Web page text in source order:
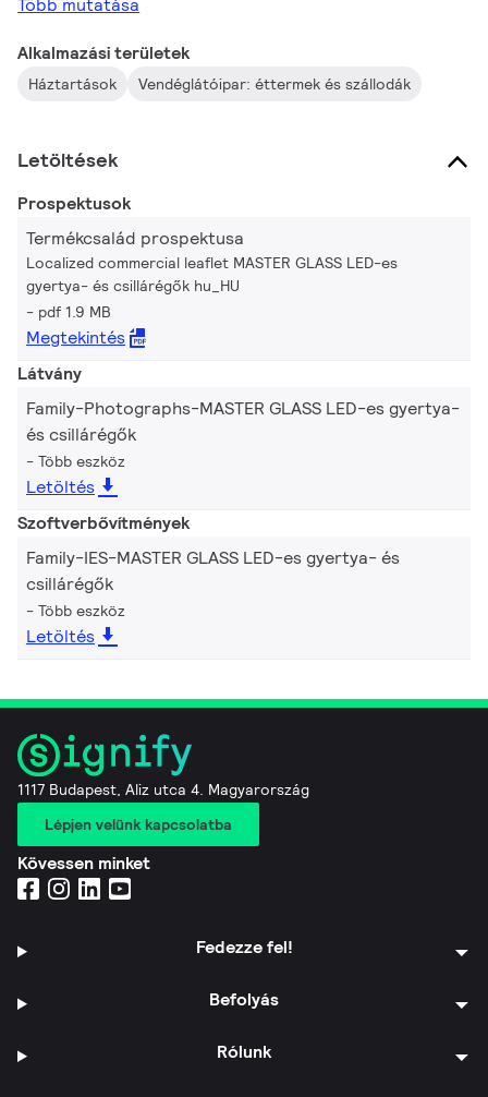
Több mutatása
Alkalmazási területek
Háztartások Vendéglátóipar: éttermek és szállodák
Letöltések
Prospektusok
Termékcsalád prospektusa
Localized commercial leaflet MASTER GLASS LED-es
gyertya- és csillárégők hu_HU
pdf 1.9 MB
Megtekintés
Látvány
Family-Photographs-MASTER GLASS LED-es gyertya-
és csillárégők
Több eszköz
Letöltés
Szoftverbővítmények
Family-IES-MASTER GLASS LED-es gyertya- és
csillárégők
Több eszköz
Letöltés
1117 Budapest, Aliz utca 4. Magyarország
Lépjen velünk kapcsolatba
Kövessen minket
Fedezze fel!
Befolyás
Rólunk